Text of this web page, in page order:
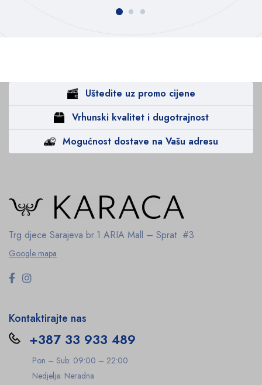
Uštedite uz promo cijene
Vrhunski kvalitet i dugotrajnost
Mogućnost dostave na Vašu adresu
Trg djece Sarajeva br.1 ARIA Mall – Sprat #3
Google mapa
Kontaktirajte nas
+387 33 933 489
Pon – Sub: 09:00 – 22:00
Nedjelja: Neradna